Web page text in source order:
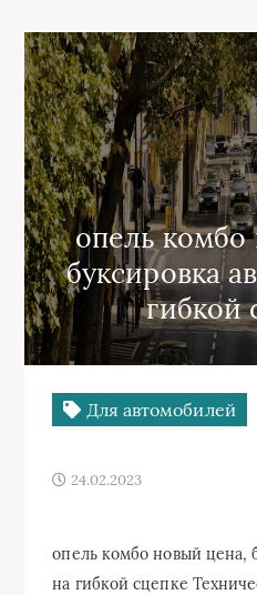
опель
буксировка
гибкой
Для автомобилей
24.02.2023
опель комбо новый цена,
на гибкой сцепке